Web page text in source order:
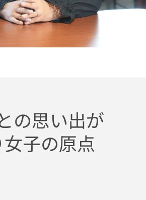
の思い出が
子の原点